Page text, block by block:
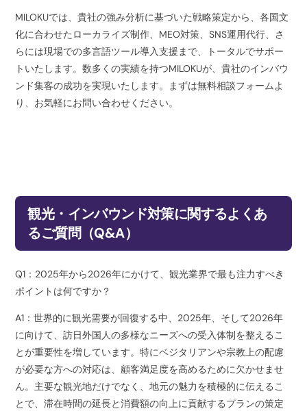
MILOKUでは、貴社の強み分析に基づいた戦略策定から、各国文
化に合わせたローカライズ制作、MEO対策、SNS運用代行、さ
らには現場での多言語ツール導入支援まで、トータルでサポー
トいたします。数多くの実績を持つMILOKUが、貴社のインバウ
ンド集客の成功を実現いたします。まずは無料相談フォームよ
り、お気軽にお問い合わせください。
観光・インバウンド対策に関するよくあ
るご質問（Q&A）
Q1：2025年から2026年にかけて、観光業界で最も注力すべき
ポイントは何ですか？
A1：世界的に観光需要が回復する中、2025年、そして2026年
に向けて、訪日外国人の多様なニーズへの受入体制を整えるこ
とが重要性を増しています。特にベジタリアンや宗教上の配慮
が必要な方への対応は、顧客満足度を高めるために欠かせませ
ん。主要な観光地だけでなく、地元の魅力を積極的に伝えるこ
とで、滞在時間の延長と消費額の向上に貢献するプランの策定